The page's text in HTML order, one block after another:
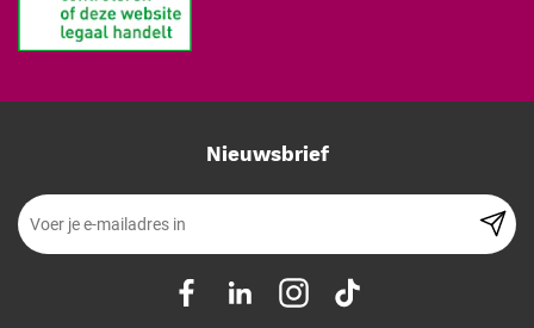
implanters voor directe graftplaatsing.
goud (art. 180-002)
Titanium handvat (art. 370-101), hypoallergene optie
Nieuwsbrief